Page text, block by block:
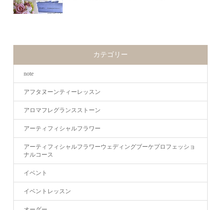
カテゴリー
note
アフタヌーンティーレッスン
アロマフレグランスストーン
アーティフィシャルフラワー
アーティフィシャルフラワーウェディングブーケプロフェッショ
ナルコース
イベント
イベントレッスン